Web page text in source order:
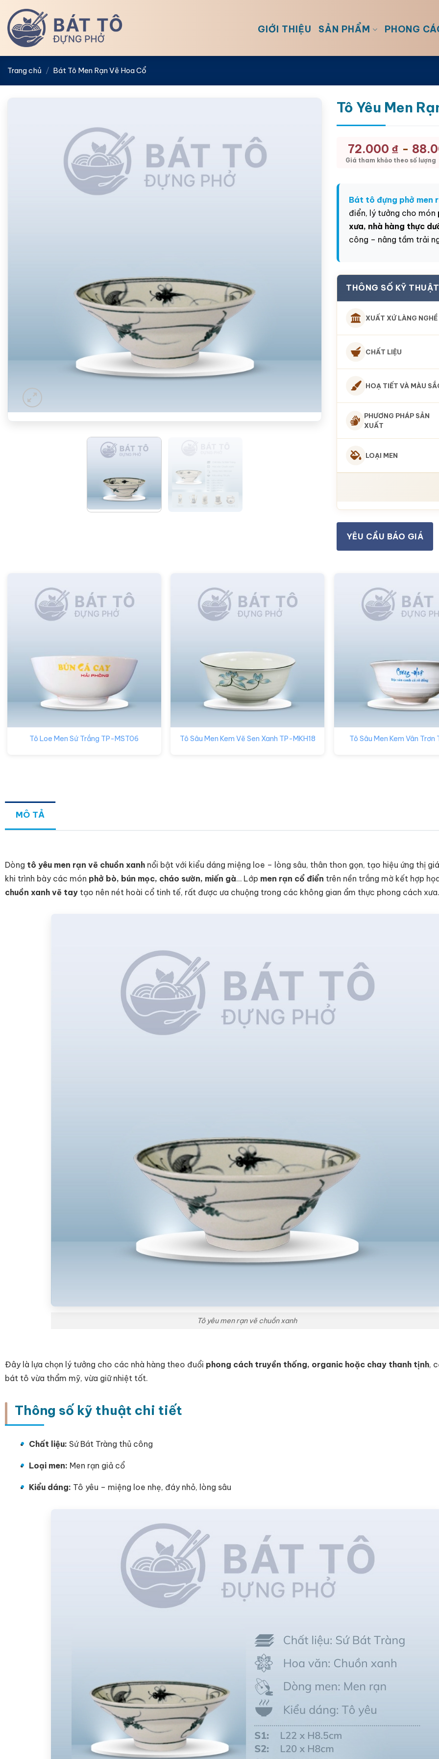
qua
nội
dung
GIỚI THIỆU SẢN PHẨM PHONG
Trang chủ / Bát Tô Men Rạn Vẽ Hoa Cổ
Tô Yêu Men
72.000 ₫ -
Giá tham khảo theo số lượng
Bát tô đựng phở men
điển, lý tưởng cho món
xưa, nhà hàng thực
công – nâng tầm trải
THÔNG SỐ KỸ
XUẤT XỨ LÀNG NGHỀ
CHẤT LIỆU
HOẠ TIẾT VÀ MÀU
PHƯƠNG PHÁP SẢN
XUẤT
LOẠI MEN
YÊU CẦU BÁO GIÁ
Tô Loe Men Sứ Trắng TP-MST06 Tô Sâu Men Kem Vẽ Sen Xanh TP-MKH18 Tô Sâu Men Kem Vân Trơn
MÔ TẢ
Dòng tô yêu men rạn vẽ chuồn xanhnổi bật với kiểu dáng miệng loe – lòng sâu, thân thon gọn, tạo hiệu ứng thị
khi trình bày các món phở bò, bún mọc, cháo sườn, miến gà… Lớp men rạn cổ điển trên nền trắng mờ kết hợp
chuồn xanh vẽ taytạo nên nét hoài cổ tinh tế, rất được ưa chuộng trong các không gian ẩm thực phong cách xưa.
Tô yêu men rạn vẽ chuồn xanh
Đây là lựa chọn lý tưởng cho các nhà hàng theo đuổi phong cách truyền thống, organic hoặc chay thanh tịnh,
bát tô vừa thẩm mỹ, vừa giữ nhiệt tốt.
Thông số kỹ thuật chi tiết
Chất liệu: Sứ Bát Tràng thủ công
Loại men: Men rạn giả cổ
Kiểu dáng: Tô yêu – miệng loe nhẹ, đáy nhỏ, lòng sâu